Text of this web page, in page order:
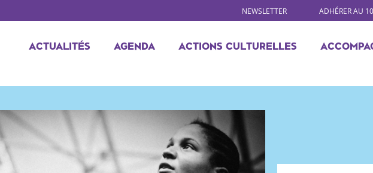
NEWSLETTER ADHÉRER AU
ACTUALITÉS AGENDA ACTIONS CULTURELLES